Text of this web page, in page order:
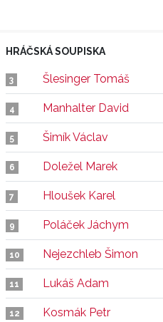
HRÁČSKÁ SOUPISKA
3 Šlesinger Tomáš
4 Manhalter David
5 Šimík Václav
6 Doležel Marek
7 Hloušek Karel
9 Poláček Jáchym
10 Nejezchleb Šimon
11 Lukáš Adam
12 Kosmák Petr